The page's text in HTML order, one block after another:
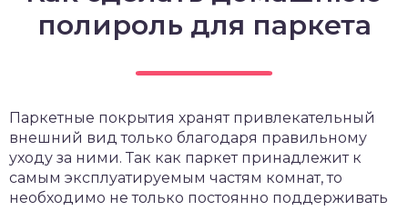
полироль для паркета
Паркетные покрытия хранят привлекательный
внешний вид только благодаря правильному
уходу за ними. Так как паркет принадлежит к
самым эксплуатируемым частям комнат, то
необходимо не только постоянно поддерживать